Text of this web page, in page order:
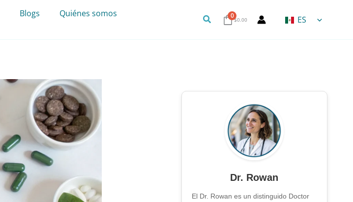
Blogs
Quiénes somos
Buscar0$0.00 ES
Dr. Rowan
El Dr. Rowan es un distinguido Doctor